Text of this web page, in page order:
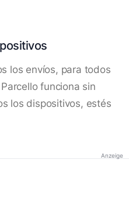
los envíos, para todos
funciona sin
los dispositivos, estés
Anzeige